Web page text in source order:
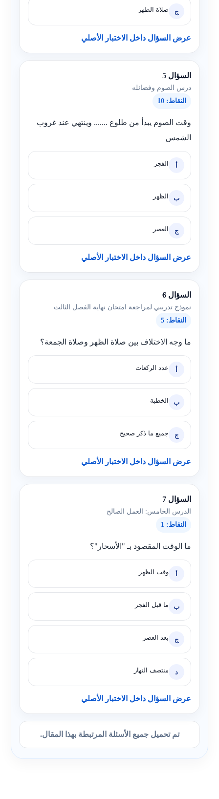
ج صلاة الظهر
عرض السؤال داخل الاختبار الأصلي
السؤال 5
درس الصوم وفضائله
النقاط: 10
وقت الصوم يبدأ من طلوع ....... وينتهي عند غروب
الشمس
أ الفجر
ب الظهر
ج العصر
عرض السؤال داخل الاختبار الأصلي
السؤال 6
نموذج تدريبي لمراجعة امتحان نهاية الفصل الثالث
النقاط: 5
ما وجه الاختلاف بين صلاة الظهر وصلاة الجمعة؟
أ عدد الركعات
ب الخطبة
ج جميع ما ذكر صحيح
عرض السؤال داخل الاختبار الأصلي
السؤال 7
الدرس الخامس: العمل الصالح
النقاط: 1
ما الوقت المقصود بـ "الأسحار"؟
أ وقت الظهر
ب ما قبل الفجر
ج بعد العصر
د منتصف النهار
عرض السؤال داخل الاختبار الأصلي
تم تحميل جميع الأسئلة المرتبطة بهذا المقال.